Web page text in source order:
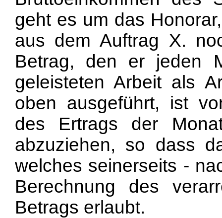
geht es um das
aus dem Auftrag X.
Betrag, den er jeden
geleisteten Arbeit als
oben ausgeführt, ist
des Ertrags der
abzuziehen, so dass
welches seinerseits -
Berechnung des
Betrags erlaubt.